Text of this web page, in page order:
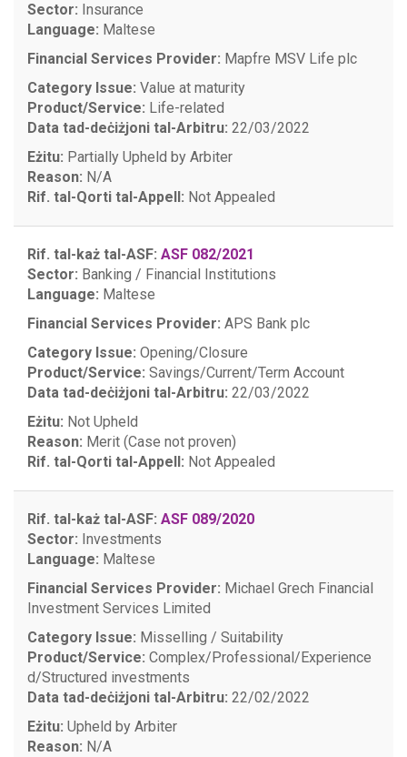
Sector: Insurance
Language: Maltese
Financial Services Provider: Mapfre MSV Life plc
Category Issue: Value at maturity
Product/Service: Life-related
Data tad-deċiżjoni tal-Arbitru: 22/03/2022
Eżitu: Partially Upheld by Arbiter
Reason: N/A
Rif. tal-Qorti tal-Appell: Not Appealed
Rif. tal-każ tal-ASF: ASF 082/2021
Sector: Banking / Financial Institutions
Language: Maltese
Financial Services Provider: APS Bank plc
Category Issue: Opening/Closure
Product/Service: Savings/Current/Term Account
Data tad-deċiżjoni tal-Arbitru: 22/03/2022
Eżitu: Not Upheld
Reason: Merit (Case not proven)
Rif. tal-Qorti tal-Appell: Not Appealed
Rif. tal-każ tal-ASF: ASF 089/2020
Sector: Investments
Language: Maltese
Financial Services Provider: Michael Grech Financial
Investment Services Limited
Category Issue: Misselling / Suitability
Product/Service: Complex/Professional/Experience
d/Structured investments
Data tad-deċiżjoni tal-Arbitru: 22/02/2022
Eżitu: Upheld by Arbiter
Reason: N/A